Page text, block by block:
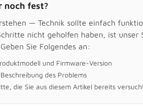
noch fest?
— Technik sollte einfach
nicht geholfen haben, ist unser
Sie Folgendes an:
und Firmware-Version
des Problems
die Sie aus diesem Artikel bereits